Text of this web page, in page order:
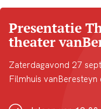
Presentatie
theater
Zaterdagavond 27
Filmhuis